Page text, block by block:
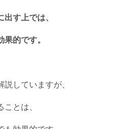
す上では、
的です。
説していますが、
とは、